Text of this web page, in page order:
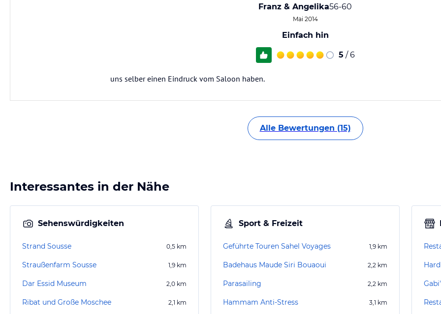
Franz & Angelika56-60
Mai 2014
Einfach hin
5 / 6
uns selber einen Eindruck vom Saloon haben.
Alle Bewertungen (15)
Interessantes in der Nähe
Sehenswürdigkeiten
Strand Sousse 0,5 km
Straußenfarm Sousse 1,9 km
Dar Essid Museum 2,0 km
Ribat und Große Moschee 2,1 km
Sport & Freizeit
Geführte Touren Sahel Voyages 1,9 km
Badehaus Maude Siri Bouaoui 2,2 km
Parasailing 2,2 km
Hammam Anti-Stress 3,1 km